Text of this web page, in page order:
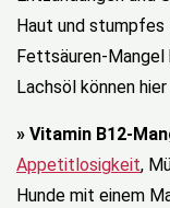
Haut und stumpfes
Fettsäuren-Mangel
Lachsöl können
» Vitamin B12-
Appetitlosigkeit,
Hunde mit einem